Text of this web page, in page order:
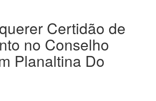
Certidão de
no Conselho
Planaltina Do